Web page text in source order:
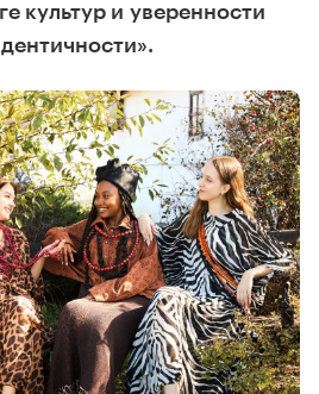
культур и уверенности